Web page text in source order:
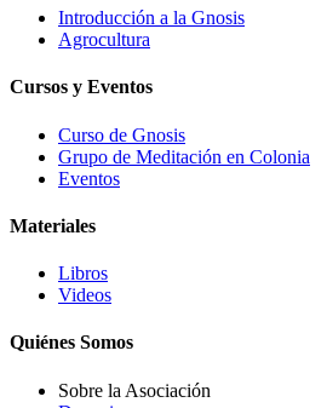
Introducción a la Gnosis
Agrocultura
Cursos y Eventos
Curso de Gnosis
Grupo de Meditación en Colonia
Eventos
Materiales
Libros
Videos
Quiénes Somos
Sobre la Asociación